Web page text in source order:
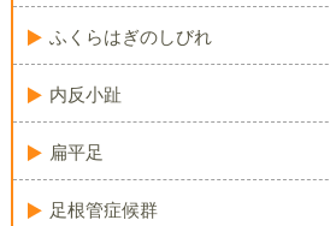
ふくらはぎのしびれ
内反小趾
扁平足
足根管症候群